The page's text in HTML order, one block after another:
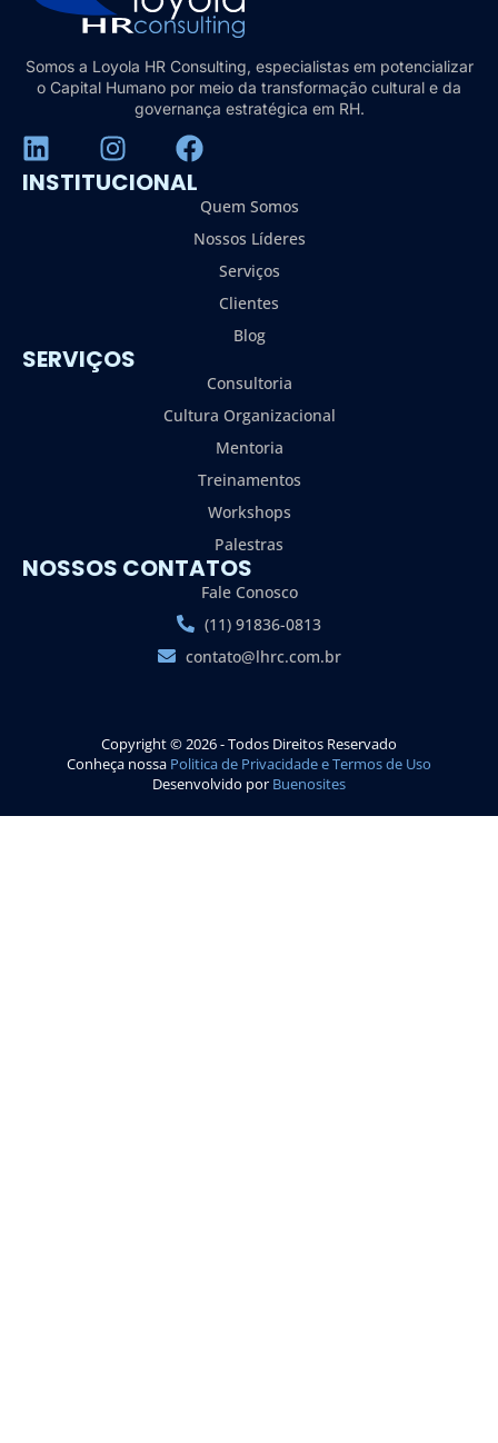
Somos a Loyola HR Consulting, especialistas em potencializar
o Capital Humano por meio da transformação cultural e da
governança estratégica em RH.
INSTITUCIONAL
Quem Somos
Nossos Líderes
Serviços
Clientes
Blog
SERVIÇOS
Consultoria
Cultura Organizacional
Mentoria
Treinamentos
Workshops
Palestras
NOSSOS CONTATOS
Fale Conosco
(11) 91836-0813
contato@lhrc.com.br
Copyright © 2026 - Todos Direitos Reservado
Conheça nossa Politica de Privacidade e Termos de Uso
Desenvolvido por Buenosites